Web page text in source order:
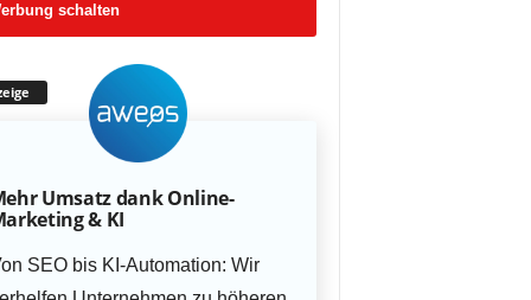
schalten
Umsatz dank Online-
& KI
SEO bis KI-Automation: Wir